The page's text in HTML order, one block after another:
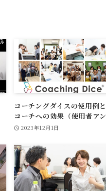
コーチングダイスの使用例と
コーチへの効果（使用者アン
ケート）
2023年12月1日